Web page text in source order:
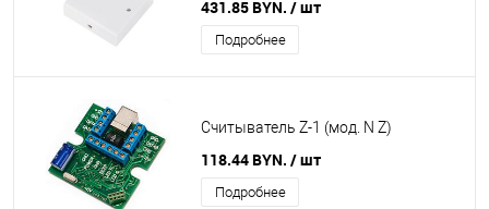
431.85 BYN. / шт
Подробнее
Считыватель Z-1 (мод. N Z)
118.44 BYN. / шт
Подробнее